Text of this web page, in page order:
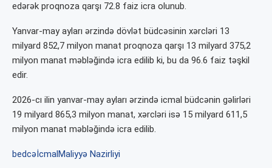
edərək proqnoza qarşı 72.8 faiz icra olunub.
Yanvar-may ayları ərzində dövlət büdcəsinin xərcləri 13
milyard 852,7 milyon manat proqnoza qarşı 13 milyard 375,2
milyon manat məbləğində icra edilib ki, bu da 96.6 faiz təşkil
edir.
2026-cı ilin yanvar-may ayları ərzində icmal büdcənin gəlirləri
19 milyard 865,3 milyon manat, xərcləri isə 15 milyard 611,5
milyon manat məbləğində icra edilib.
bedcəİcmalMaliyyə Nazirliyi